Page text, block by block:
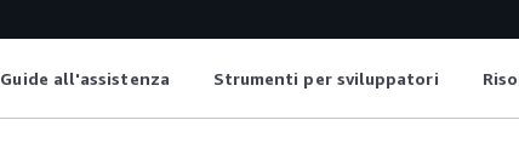
Guide all'assistenza Strumenti per sviluppatori